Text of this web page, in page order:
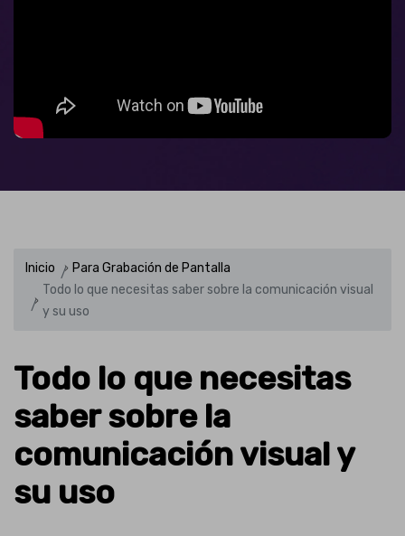
Inicio
Para Grabación de Pantalla
Todo lo que necesitas saber sobre la comunicación visual
y su uso
Todo lo que necesitas
saber sobre la
comunicación visual y
su uso